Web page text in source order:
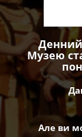
Денний
Музею
Але ви